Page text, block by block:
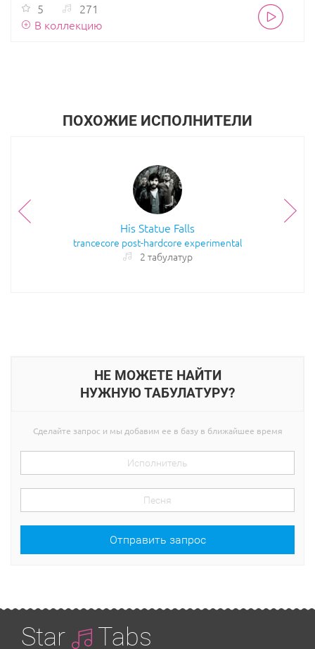
5
271
В коллекцию
ПОХОЖИЕ ИСПОЛНИТЕЛИ
His Statue Falls
trancecore post-hardcore experimental
2 табулатур
НЕ МОЖЕТЕ НАЙТИ
НУЖНУЮ ТАБУЛАТУРУ?
Сделайте запрос и мы добавим ее в базу в ближайшее время
Отправить запрос
Star Tabs